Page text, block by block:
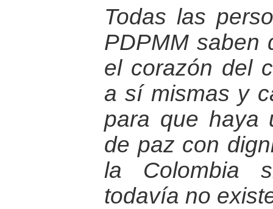
Todas las
PDPMM saben
el corazón del
a sí mismas y
para que haya
de paz con
la Colombia
todavía no